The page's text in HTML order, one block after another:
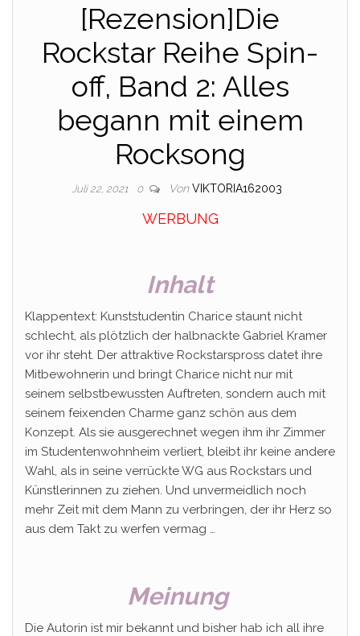
[Rezension]Die
Rockstar Reihe Spin-
off, Band 2: Alles
begann mit einem
Rocksong
Juli 22, 2021 0 Von VIKTORIA162003
WERBUNG
Inhalt
Klappentext: Kunststudentin Charice staunt nicht
schlecht, als plötzlich der halbnackte Gabriel Kramer
vor ihr steht. Der attraktive Rockstarspross datet ihre
Mitbewohnerin und bringt Charice nicht nur mit
seinem selbstbewussten Auftreten, sondern auch mit
seinem feixenden Charme ganz schön aus dem
Konzept. Als sie ausgerechnet wegen ihm ihr Zimmer
im Studentenwohnheim verliert, bleibt ihr keine andere
Wahl, als in seine verrückte WG aus Rockstars und
Künstlerinnen zu ziehen. Und unvermeidlich noch
mehr Zeit mit dem Mann zu verbringen, der ihr Herz so
aus dem Takt zu werfen vermag …
Meinung
Die Autorin ist mir bekannt und bisher hab ich all ihre